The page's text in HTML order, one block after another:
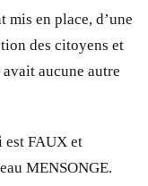
mis en place, d’une
des citoyens et
aucune autre
est FAUX et
MENSONGE.